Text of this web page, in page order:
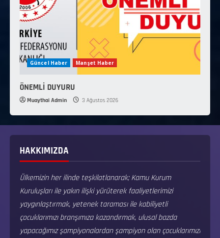
Güncel Haber Manşet Haber
ÖNEMLİ DUYURU
Muaythai Admin 3 Ağustos 2026
HAKKIMIZDA
Ülkemizin her ilinde teşkilatlanarak; Kamu Kurum
Kuruluşları ile yakın ilişki yürüterek faaliyetlerimizi
yaygınlaştırmak, yetenek taraması ile kabiliyetli
çocuklarımızı branşımıza kazandırmak, ulusal bazda
yapacağımız şampiyonalardan şampiyon olan çocuklarımızı